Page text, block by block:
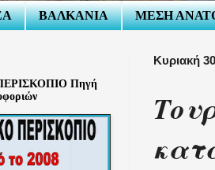
ΒΑΛΚΑΝΙΑ ΜΕΣΗ
Κυριακή
Πηγή